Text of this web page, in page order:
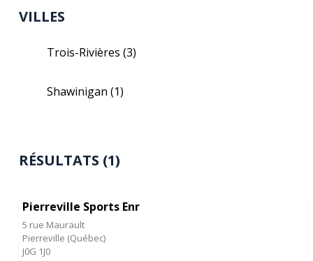
VILLES
Trois-Rivières(3)
Shawinigan(1)
RÉSULTATS (1)
Pierreville Sports Enr
5 rue Maurault
Pierreville (Québec)
J0G 1J0